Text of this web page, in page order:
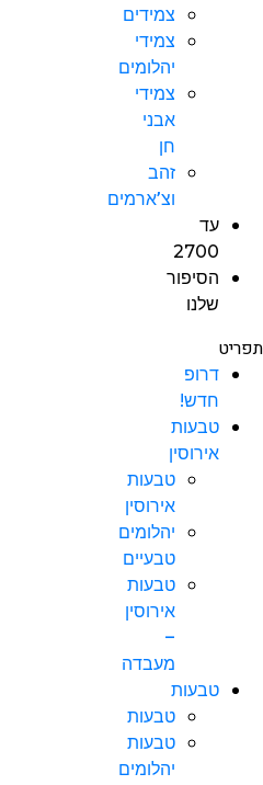
צמידים
צמידי
יהלומים
צמידי
אבני
חן
זהב
וצ’ארמים
עד
2700
הסיפור
שלנו
תפריט
דרופ
חדש!
טבעות
אירוסין
טבעות
אירוסין
יהלומים
טבעיים
טבעות
אירוסין
–
מעבדה
טבעות
טבעות
טבעות
יהלומים